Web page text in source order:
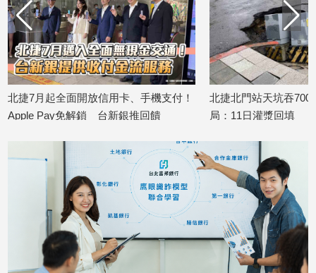
星
座/
命
理
消
費
健
北捷7月起全面開放信用卡、手機支付！
Apple Pay免解鎖 台新銀推回饋
北捷北門站天坑吞700
局：11日灌漿回填